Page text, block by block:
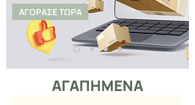
ΑΓΟΡΑΣΕ ΤΩΡΑ
ΑΓΑΠΗΜΕΝΑ